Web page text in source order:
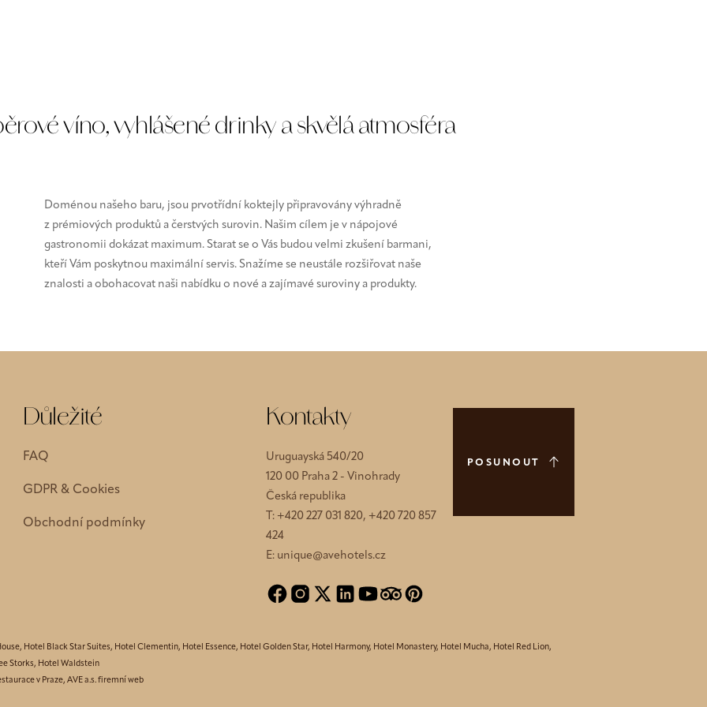
víno, vyhlášené drinky a skvělá atmosféra
Doménou našeho baru, jsou prvotřídní koktejly připravovány výhradně
z prémiových produktů a čerstvých surovin. Našim cílem je v nápojové
gastronomii dokázat maximum. Starat se o Vás budou velmi zkušení barmani,
kteří Vám poskytnou maximální servis. Snažíme se neustále rozšiřovat naše
znalosti a obohacovat naši nabídku o nové a zajímavé suroviny a produkty.
Důležité
FAQ
GDPR & Cookies
Obchodní podmínky
Kontakty
Uruguayská 540/20
120 00 Praha 2 - Vinohrady
Česká republika
T: +420 227 031 820, +420 720 857
424
E: unique@avehotels.cz
POSUNOUT
, Hotel Black Star Suites, Hotel Clementin, Hotel Essence, Hotel Golden Star, Hotel Harmony, Hotel Monastery, Hotel Mucha, Hotel Red Lion,
Storks, Hotel Waldstein
v Praze,AVE a.s. firemní web